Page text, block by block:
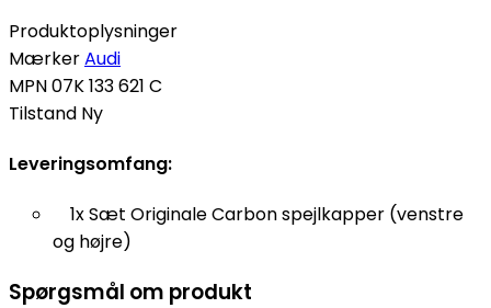
Produktoplysninger
MærkerAudi
MPN07K 133 621 C
Tilstand Ny
Leveringsomfang:
1x Sæt Originale Carbon spejlkapper (venstre
og højre)
Spørgsmål om produkt